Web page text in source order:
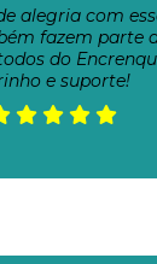
alegria com
fazem parte
do
e suporte!